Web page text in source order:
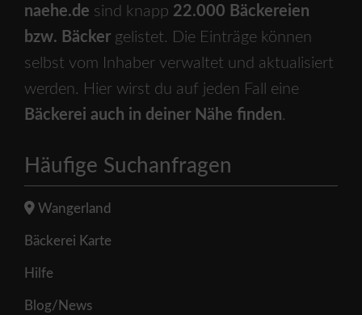
naehe.de sind knapp 22.000 Bäckereien
bzw. Bäcker gelistet. Die Einträge können
selbst vom Inhaber verwaltet und aktualisiert
werden. Hier wirst du auf jeden Fall eine
Bäckerei auch in deiner Nähe finden.
Häufige Suchanfragen
Wangerland
Bäckerei Karte
Hilfe
Blog/News